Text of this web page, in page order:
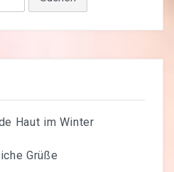
Haut im Winter
Grüße